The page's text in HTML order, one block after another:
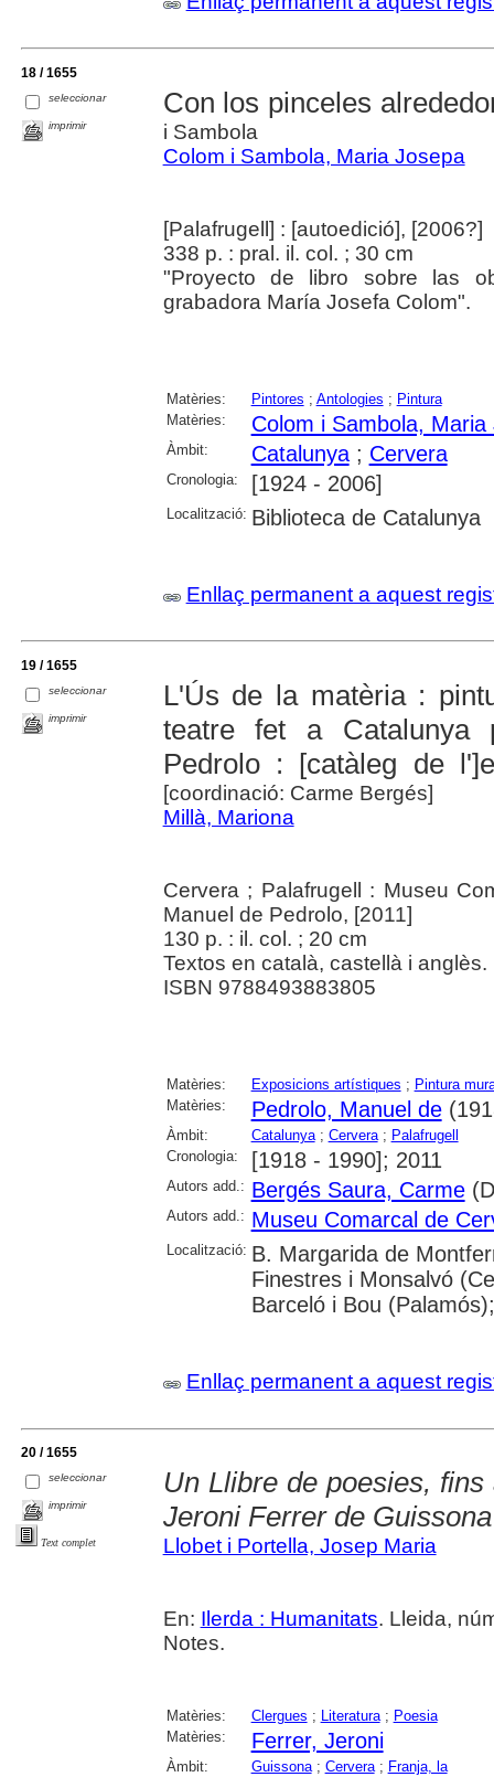
18 / 1655
seleccionar
imprimir
Con los pinceles
i Sambola
Colom i Sambola, Maria Josepa
[Palafrugell] : [autoedició], [2006?]
338 p. : pral. il. col. ; 30 cm
"Proyecto de libro sobre las
grabadora María Josefa Colom".
Matèries: Pintores ; Antologies ; Pintura
Matèries:
Colom i Sambola, Maria
Àmbit: Catalunya; Cervera
Cronologia: [1924 - 2006]
Localització: Biblioteca de Catalunya
Enllaç permanent a aquest
19 / 1655
seleccionar
imprimir
L'Ús de la matèria :
teatre fet a Catalunya
Pedrolo : [catàleg de
[coordinació: Carme Bergés]
Millà, Mariona
Cervera ; Palafrugell : Museu
Manuel de Pedrolo, [2011]
130 p. : il. col. ; 20 cm
Textos en català, castellà i anglès.
ISBN 9788493883805
Matèries: Exposicions artístiques ; Pintura
Matèries:
Pedrolo, Manuel de
Àmbit: Catalunya; Cervera; Palafrugell
Cronologia:
[1918 - 1990]; 2011
Autors add.: Bergés Saura, Carme
Autors add.: Museu Comarcal de
Localització: B. Margarida de
Finestres i Monsalvó
Barceló i Bou
Enllaç permanent a aquest
20 / 1655
seleccionar
imprimir
Text complet
Un Llibre de poesies,
Jeroni Ferrer de
Llobet i Portella, Josep Maria
En: Ilerda : Humanitats. Lleida,
Notes.
Matèries: Clergues ; Literatura; Poesia
Matèries:
Ferrer, Jeroni
Àmbit: Guissona; Cervera; Franja, la